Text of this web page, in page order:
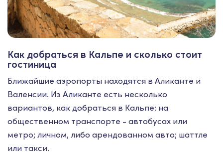
Как добраться в Кальпе и сколько стоит
гостиница
Ближайшие аэропорты находятся в Аликанте и
Валенсии. Из Аликанте есть несколько
вариантов, как добраться в Кальпе: на
общественном транспорте - автобусах или
метро; личном, либо арендованном авто; шаттле
или такси.